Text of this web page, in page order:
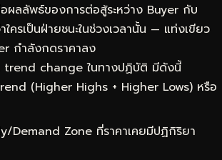
ผลลัพธ์ของการต่อสู้ระหว่าง Buyer กับ
ครเป็นฝ่ายชนะในช่วงเวลานั้น — แท่งเขียว
กำลังกดราคาลง
change ในทางปฏิบัติ มีดังนี้
(Higher Highs + Higher Lows) หรือ
Demand Zone ที่ราคาเคยมีปฏิกิริยา